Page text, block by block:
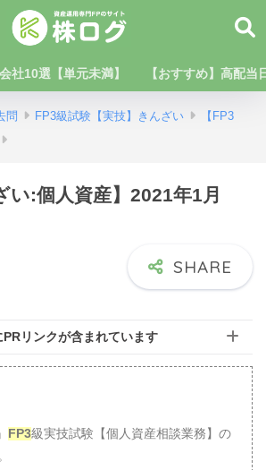
社10選【単元未満】 【おすすめ】高配当
問 FP3級試験【実技】きんざい
【FP3
い:個人資産】2021年1月
PRリンクが含まれています
FP3級実技試験【個人資産相談業務】の